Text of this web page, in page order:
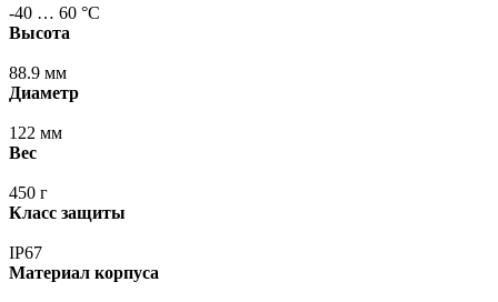
-40 … 60 °С
Высота
88.9 мм
Диаметр
122 мм
Вес
450 г
Класс защиты
IP67
Материал корпуса